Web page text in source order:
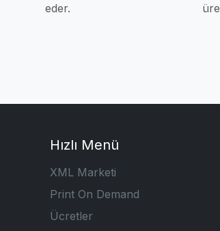
eder.
Hızlı Menü
XML Marketi
Print On Demand
Ücretler